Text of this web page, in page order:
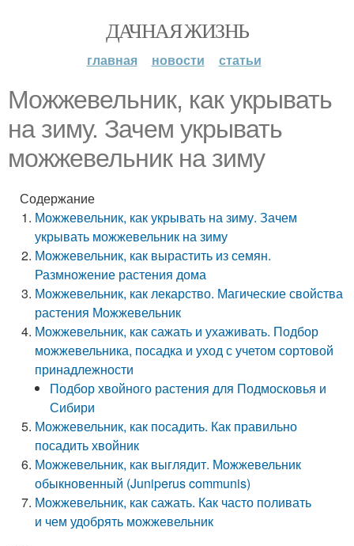
ДАЧНАЯ ЖИЗНЬ
главная новости статьи
Можжевельник, как укрывать
на зиму. Зачем укрывать
можжевельник на зиму
Содержание
Можжевельник, как укрывать на зиму. Зачем
укрывать можжевельник на зиму
Можжевельник, как вырастить из семян.
Размножение растения дома
Можжевельник, как лекарство. Магические свойства
растения Можжевельник
Можжевельник, как сажать и ухаживать. Подбор
можжевельника, посадка и уход с учетом сортовой
принадлежности
Подбор хвойного растения для Подмосковья и
Сибири
Можжевельник, как посадить. Как правильно
посадить хвойник
Можжевельник, как выглядит. Можжевельник
обыкновенный (Juniperus communis)
Можжевельник, как сажать. Как часто поливать
и чем удобрять можжевельник